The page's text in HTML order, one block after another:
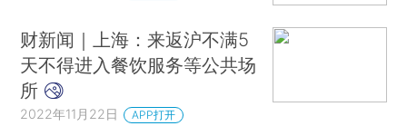
财新闻｜上海：来返沪不满5
天不得进入餐饮服务等公共场
所
2022年11月22日 APP打开